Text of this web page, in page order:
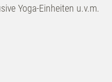
Yoga-Einheiten u.v.m.